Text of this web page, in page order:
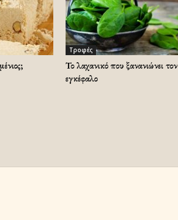
Τροφές
Το λαχανικό που ξανανιώνει τον
εγκέφαλο